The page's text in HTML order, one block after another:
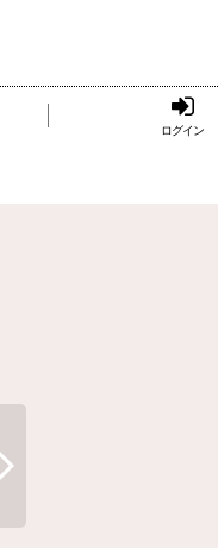
ログイン